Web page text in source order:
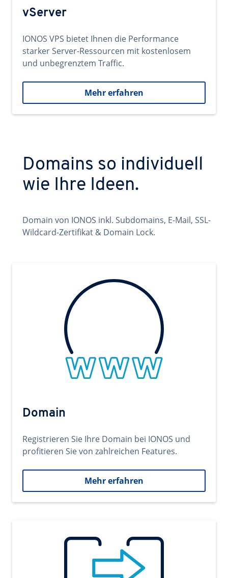
vServer
IONOS VPS bietet Ihnen die Performance
starker Server-Ressourcen mit kostenlosem
und unbegrenztem Traffic.
Mehr erfahren
Domains so individuell
wie Ihre Ideen.
Domain von IONOS inkl. Subdomains, E-Mail, SSL-
Wildcard-Zertifikat & Domain Lock.
Domain
Registrieren Sie Ihre Domain bei IONOS und
profitieren Sie von zahlreichen Features.
Mehr erfahren